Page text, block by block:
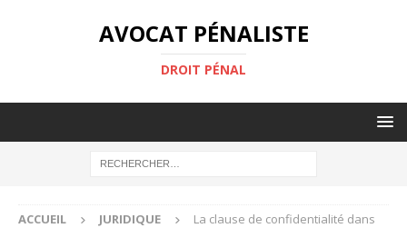
AVOCAT PÉNALISTE
DROIT PÉNAL
ACCUEIL JURIDIQUE
La clause de confidentialité dans